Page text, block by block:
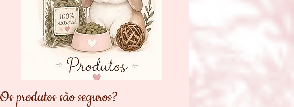
Os produtos são seguros?